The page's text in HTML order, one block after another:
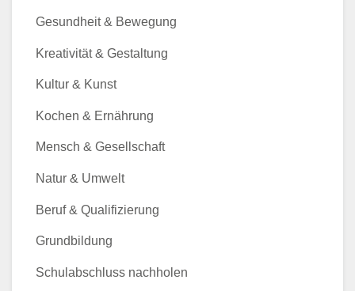
Gesundheit & Bewegung
Kreativität & Gestaltung
Kultur & Kunst
Kochen & Ernährung
Mensch & Gesellschaft
Natur & Umwelt
Beruf & Qualifizierung
Grundbildung
Schulabschluss nachholen